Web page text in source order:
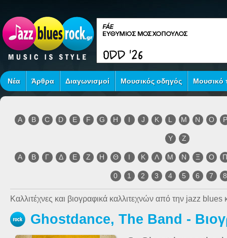
Νέα Άρθρα Διαγωνισμοί Μουσικός οδηγός Μουσικό
A B C D E F G H I J K L M N O P
Y Z
Α Β Γ Δ Ε Ζ Η Θ Ι Κ Λ Μ Ν Ξ Ο
0 1 2 3 4 5 6 7 8
Καλλιτέχνες και βιογραφικά καλλιτεχνών από την jazz blues
Ghostdance, The Band -